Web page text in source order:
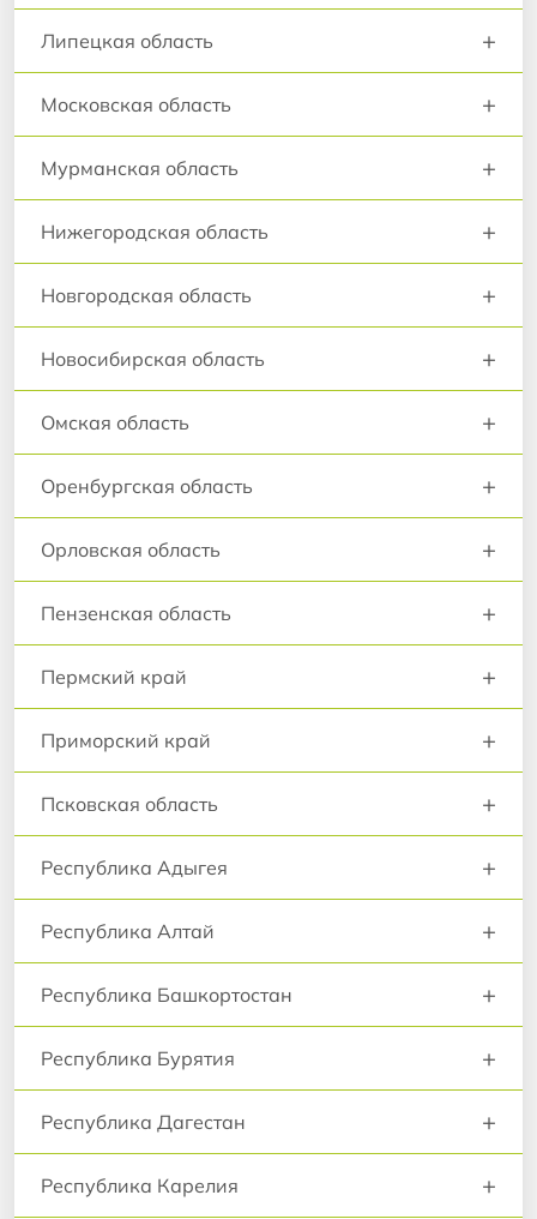
Липецкая область +
Московская область +
Мурманская область +
Нижегородская область +
Новгородская область +
Новосибирская область +
Омская область +
Оренбургская область +
Орловская область +
Пензенская область +
Пермский край +
Приморский край +
Псковская область +
Республика Адыгея +
Республика Алтай +
Республика Башкортостан +
Республика Бурятия +
Республика Дагестан +
Республика Карелия +